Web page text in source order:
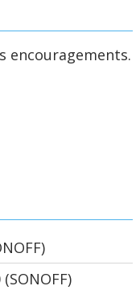
encouragements.